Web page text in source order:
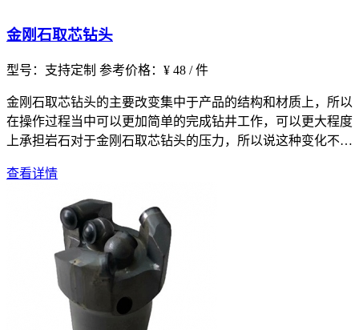
金刚石取芯钻头
型号：支持定制 参考价格：¥ 48 / 件
金刚石取芯钻头的主要改变集中于产品的结构和材质上，所以
在操作过程当中可以更加简单的完成钻井工作，可以更大程度
上承担岩石对于金刚石取芯钻头的压力，所以说这种变化不仅
查看详情